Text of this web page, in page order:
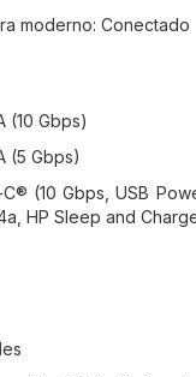
moderno: Conectado
(10 Gbps)
(5 Gbps)
(10 Gbps, USB
HP Sleep and